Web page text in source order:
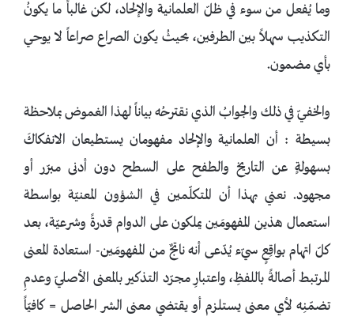
وما يُفعل من سوء في ظلّ العلمانية والإلحاد، لكن غالباً ما يكونُ
التكذيب سهلاً بين الطرفين، بحيثُ يكون الصراع صراعاً لا يوحي
بأي مضمون.
والخفيّ في ذلك والجوابُ الذي نقترحُه بياناً لهذا الغموض بملاحظة
بسيطة : أن العلمانية والإلحاد مفهومان يستطيعان الانفكاكَ
بسهولةٍ عن التاريخ والطفح على السطح دون أدنى مبرّر أو
مجهود. نعني بهذا أن المتكلّمين في الشؤون المعنيّة بواسطة
استعمال هذين المفهومَين يملكون على الدوام قدرةً وشرعيّة، بعد
كلّ اتهام بواقِعٍ سيّء يُدّعى أنه ناتجٌ من المفهومَين- استعادة المعنى
المرتبط أصالةً باللفظِ، واعتبارِ مجرّد التذكير بالمعنى الأصليّ وعدمِ
تضمّنِه لأي معنى يستلزم أو يقتضي معنى الشر الحاصل = كافيّاً